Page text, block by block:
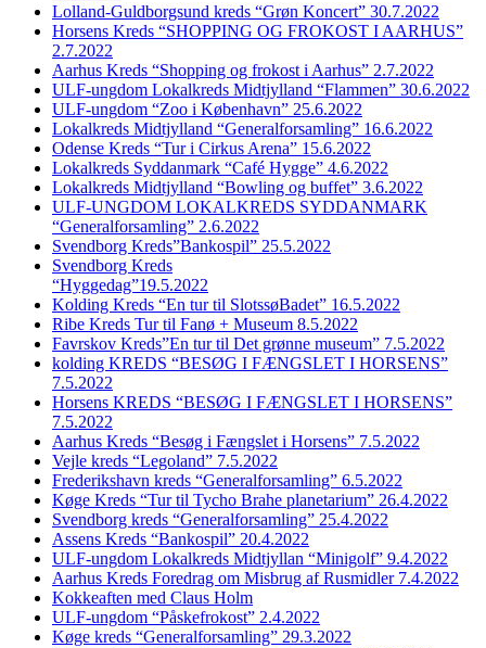
Lolland-Guldborgsund kreds “Grøn Koncert” 30.7.2022
Horsens Kreds “SHOPPING OG FROKOST I AARHUS”
2.7.2022
Aarhus Kreds “Shopping og frokost i Aarhus” 2.7.2022
ULF-ungdom Lokalkreds Midtjylland “Flammen” 30.6.2022
ULF-ungdom “Zoo i København” 25.6.2022
Lokalkreds Midtjylland “Generalforsamling” 16.6.2022
Odense Kreds “Tur i Cirkus Arena” 15.6.2022
Lokalkreds Syddanmark “Café Hygge” 4.6.2022
Lokalkreds Midtjylland “Bowling og buffet” 3.6.2022
ULF-UNGDOM LOKALKREDS SYDDANMARK
“Generalforsamling” 2.6.2022
Svendborg Kreds”Bankospil” 25.5.2022
Svendborg Kreds
“Hyggedag”19.5.2022
Kolding Kreds “En tur til SlotssøBadet” 16.5.2022
Ribe Kreds Tur til Fanø + Museum 8.5.2022
Favrskov Kreds”En tur til Det grønne museum” 7.5.2022
kolding KREDS “BESØG I FÆNGSLET I HORSENS”
7.5.2022
Horsens KREDS “BESØG I FÆNGSLET I HORSENS”
7.5.2022
Aarhus Kreds “Besøg i Fængslet i Horsens” 7.5.2022
Vejle kreds “Legoland” 7.5.2022
Frederikshavn kreds “Generalforsamling” 6.5.2022
Køge Kreds “Tur til Tycho Brahe planetarium” 26.4.2022
Svendborg kreds “Generalforsamling” 25.4.2022
Assens Kreds “Bankospil” 20.4.2022
ULF-ungdom Lokalkreds Midtjyllan “Minigolf” 9.4.2022
Aarhus Kreds Foredrag om Misbrug af Rusmidler 7.4.2022
Kokkeaften med Claus Holm
ULF-ungdom “Påskefrokost” 2.4.2022
Køge kreds “Generalforsamling” 29.3.2022